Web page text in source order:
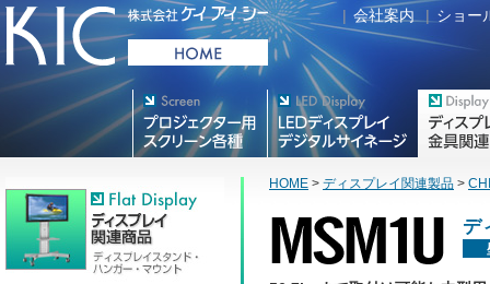
| 会社案内 | ショー
HOME > ディスプレイ関連製品 >
デ